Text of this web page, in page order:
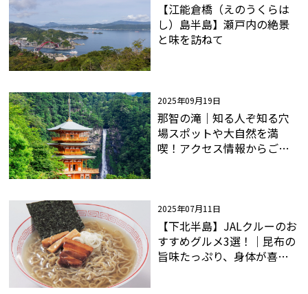
【江能倉橋（えのうくらは
し）島半島】瀬戸内の絶景
と味を訪ねて
2025年09月19日
那智の滝｜知る人ぞ知る穴
場スポットや大自然を満
喫！アクセス情報からご当
2025年07月11日
【下北半島】JALクルーのお
すすめグルメ3選！｜昆布の
旨味たっぷり、身体が喜ぶ